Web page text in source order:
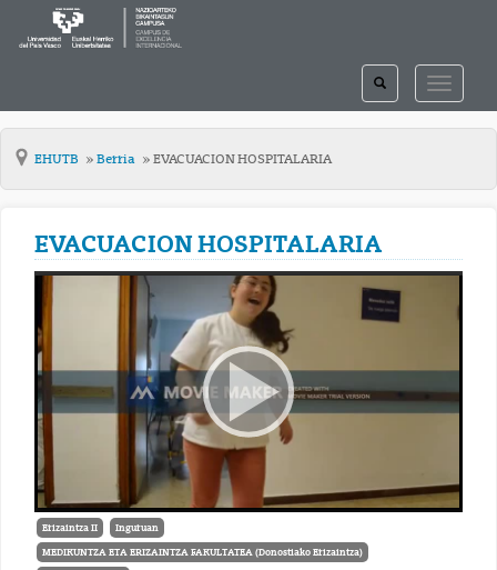
TOGGLE
TOGGLE
SEARCH
EHUTB Berria EVACUACION HOSPITALARIA
EVACUACION HOSPITALARIA
Erizaintza II Inguruan
MEDIKUNTZA ETA ERIZAINTZA FAKULTATEA (Donostiako Erizaintza)